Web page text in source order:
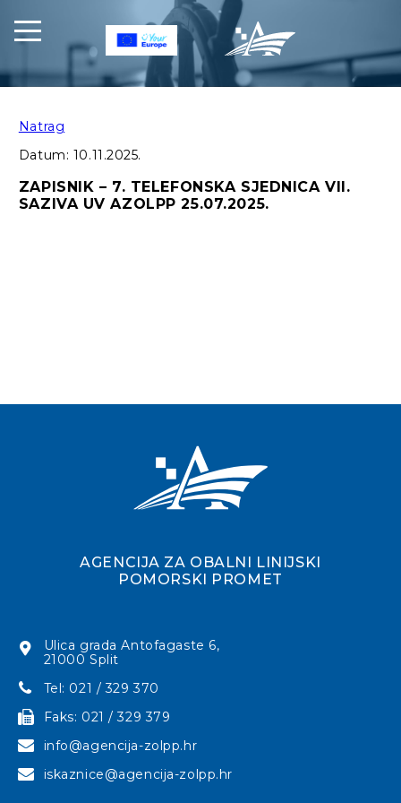
Natrag
Datum: 10.11.2025.
ZAPISNIK – 7. TELEFONSKA SJEDNICA VII.
SAZIVA UV AZOLPP 25.07.2025.
AGENCIJA ZA OBALNI LINIJSKI
POMORSKI PROMET
Ulica grada Antofagaste 6,
21000 Split
Tel: 021 / 329 370
Faks: 021 / 329 379
info@agencija-zolpp.hr
iskaznice@agencija-zolpp.hr